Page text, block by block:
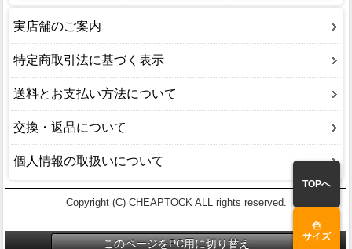
TOPへ
色
サイズ
実店舗のご案内
特定商取引法に基づく表示
送料とお支払い方法について
交換・返品について
個人情報の取扱いについて
Copyright (C) CHEAPTOCK ALL rights reserved.
このページをPC用に切り替え